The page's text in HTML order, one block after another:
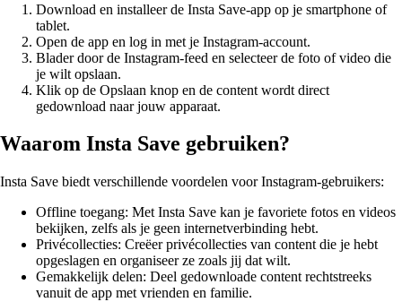
Download en installeer de Insta Save-app op je smartphone of
tablet.
Open de app en log in met je Instagram-account.
Blader door de Instagram-feed en selecteer de foto of video die
je wilt opslaan.
Klik op de Opslaan knop en de content wordt direct
gedownload naar jouw apparaat.
Waarom Insta Save gebruiken?
Insta Save biedt verschillende voordelen voor Instagram-gebruikers:
Offline toegang: Met Insta Save kan je favoriete fotos en videos
bekijken, zelfs als je geen internetverbinding hebt.
Privécollecties: Creëer privécollecties van content die je hebt
opgeslagen en organiseer ze zoals jij dat wilt.
Gemakkelijk delen: Deel gedownloade content rechtstreeks
vanuit de app met vrienden en familie.